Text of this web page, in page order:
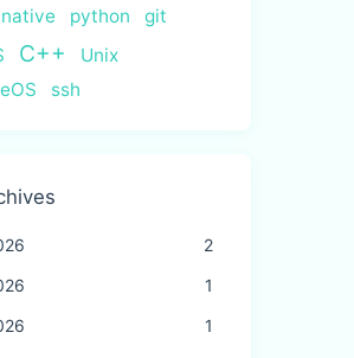
python
git
C++
Unix
ssh
2
1
1